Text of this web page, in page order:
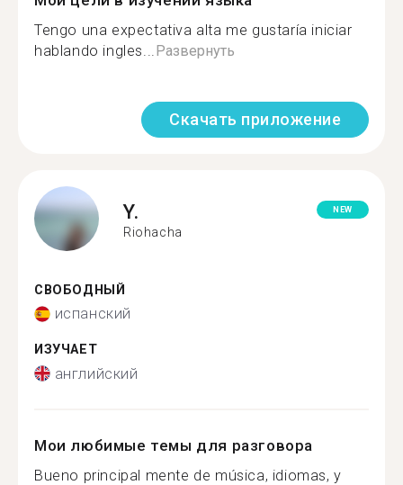
Tengo una expectativa alta me gustaría iniciar
hablando ingles... Развернуть
Скачать приложение
Y.
Riohacha
NEW
СВОБОДНЫЙ
испанский
ИЗУЧАЕТ
английский
Мои любимые темы для разговора
Bueno principal mente de música, idiomas, y